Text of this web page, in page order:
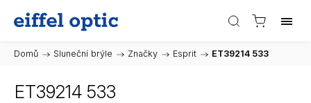
Domů / Sluneční brýle / Značky / Esprit / ET39214 533
ET39214 533